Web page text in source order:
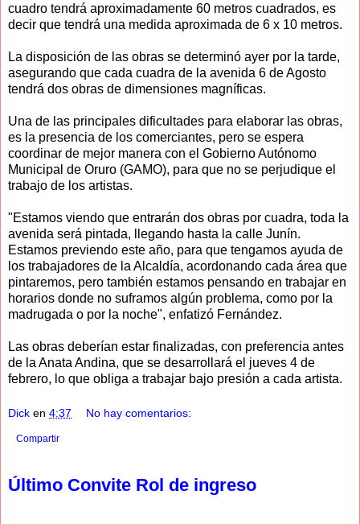
cuadro tendrá aproximadamente 60 metros cuadrados, es
decir que tendrá una medida aproximada de 6 x 10 metros.
La disposición de las obras se determinó ayer por la tarde,
asegurando que cada cuadra de la avenida 6 de Agosto
tendrá dos obras de dimensiones magníficas.
Una de las principales dificultades para elaborar las obras,
es la presencia de los comerciantes, pero se espera
coordinar de mejor manera con el Gobierno Autónomo
Municipal de Oruro (GAMO), para que no se perjudique el
trabajo de los artistas.
"Estamos viendo que entrarán dos obras por cuadra, toda la
avenida será pintada, llegando hasta la calle Junín.
Estamos previendo este año, para que tengamos ayuda de
los trabajadores de la Alcaldía, acordonando cada área que
pintaremos, pero también estamos pensando en trabajar en
horarios donde no suframos algún problema, como por la
madrugada o por la noche", enfatizó Fernández.
Las obras deberían estar finalizadas, con preferencia antes
de la Anata Andina, que se desarrollará el jueves 4 de
febrero, lo que obliga a trabajar bajo presión a cada artista.
Dick en 4:37 No hay comentarios:
Compartir
Último Convite Rol de ingreso